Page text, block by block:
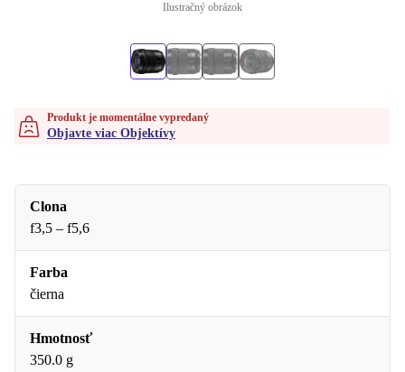
Ilustračný obrázok
Produkt je momentálne vypredaný
Objavte viac Objektívy
Clona
f3,5 – f5,6
Farba
čierna
Hmotnosť
350.0 g